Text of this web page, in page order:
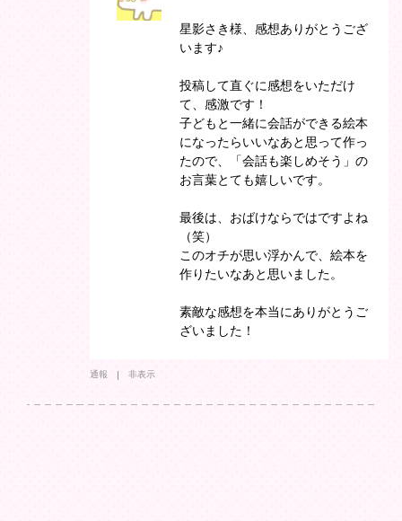
星影さき様、感想ありがとうござ
います♪
投稿して直ぐに感想をいただけ
て、感激です！
子どもと一緒に会話ができる絵本
になったらいいなあと思って作っ
たので、「会話も楽しめそう」の
お言葉とても嬉しいです。
最後は、おばけならではですよね
（笑）
このオチが思い浮かんで、絵本を
作りたいなあと思いました。
素敵な感想を本当にありがとうご
ざいました！
通報 非表示